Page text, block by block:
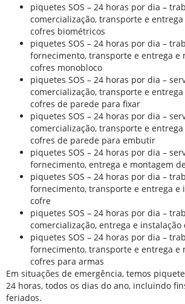
piquetes SOS – 24 horas por dia –
comercialização, transporte e
cofres biométricos
piquetes SOS – 24 horas por dia –
fornecimento, transporte e entrega e
cofres monobloco
piquetes SOS – 24 horas por dia –
comercialização, transporte e
cofres de parede para fixar
piquetes SOS – 24 horas por dia –
comercialização, transporte e
cofres de parede para embutir
piquetes SOS – 24 horas por dia –
fornecimento, entrega e montagem
piquetes SOS – 24 horas por dia –
fornecimento, transporte e entrega e
cofre
piquetes SOS – 24 horas por dia –
comercialização, entrega e
piquetes SOS – 24 horas por dia –
fornecimento, transporte e entrega e
cofres para armas
Em situações de emergência, temos
24 horas, todos os dias do ano, incluindo
feriados.